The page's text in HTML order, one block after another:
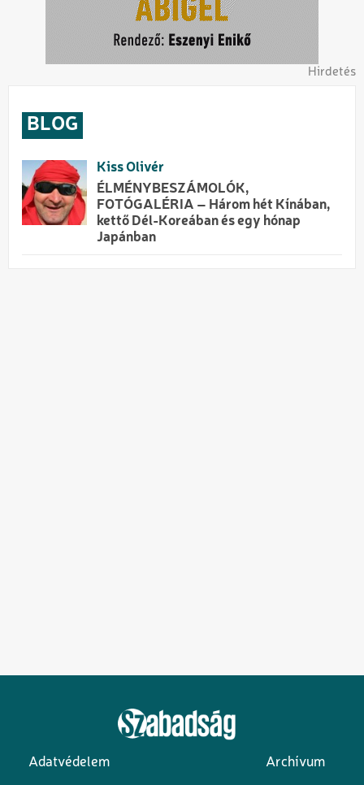
Hirdetés
BLOG
Kiss Olivér
ÉLMÉNYBESZÁMOLÓK,
FOTÓGALÉRIA – Három hét Kínában,
kettő Dél-Koreában és egy hónap
Japánban
Lábléc
Adatvédelem Archívum